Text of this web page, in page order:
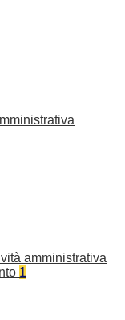
amministrativa
1